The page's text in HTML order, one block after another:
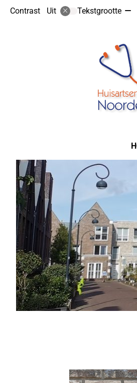
Contrast Uit Tekstgrootte
10%